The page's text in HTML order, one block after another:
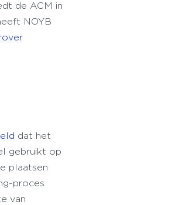
de ACM in
NOYB
dat het
gebruikt op
plaatsen
proces
van